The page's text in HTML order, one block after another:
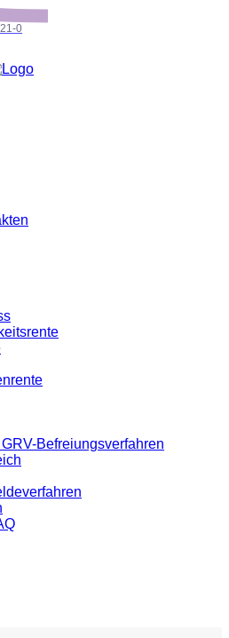
0
Befreiungsverfahren